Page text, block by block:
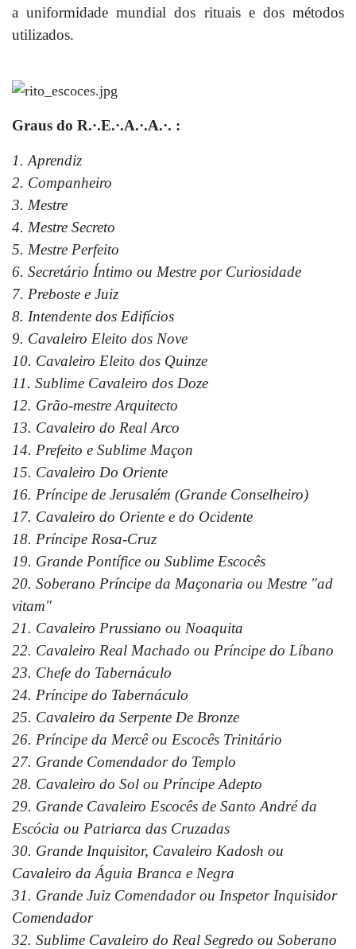
a uniformidade mundial dos rituais e dos métodos
utilizados.
Graus do R.·.E.·.A.·.A.·. :
1. Aprendiz
2. Companheiro
3. Mestre
4. Mestre Secreto
5. Mestre Perfeito
6. Secretário Íntimo ou Mestre por Curiosidade
7. Preboste e Juiz
8. Intendente dos Edifícios
9. Cavaleiro Eleito dos Nove
10. Cavaleiro Eleito dos Quinze
11. Sublime Cavaleiro dos Doze
12. Grão-mestre Arquitecto
13. Cavaleiro do Real Arco
14. Prefeito e Sublime Maçon
15. Cavaleiro Do Oriente
16. Príncipe de Jerusalém (Grande Conselheiro)
17. Cavaleiro do Oriente e do Ocidente
18. Príncipe Rosa-Cruz
19. Grande Pontífice ou Sublime Escocês
20. Soberano Príncipe da Maçonaria ou Mestre "ad
vitam"
21. Cavaleiro Prussiano ou Noaquita
22. Cavaleiro Real Machado ou Príncipe do Líbano
23. Chefe do Tabernáculo
24. Príncipe do Tabernáculo
25. Cavaleiro da Serpente De Bronze
26. Príncipe da Mercê ou Escocês Trinitário
27. Grande Comendador do Templo
28. Cavaleiro do Sol ou Príncipe Adepto
29. Grande Cavaleiro Escocês de Santo André da
Escócia ou Patriarca das Cruzadas
30. Grande Inquisitor, Cavaleiro Kadosh ou
Cavaleiro da Águia Branca e Negra
31. Grande Juiz Comendador ou Inspetor Inquisidor
Comendador
32. Sublime Cavaleiro do Real Segredo ou Soberano